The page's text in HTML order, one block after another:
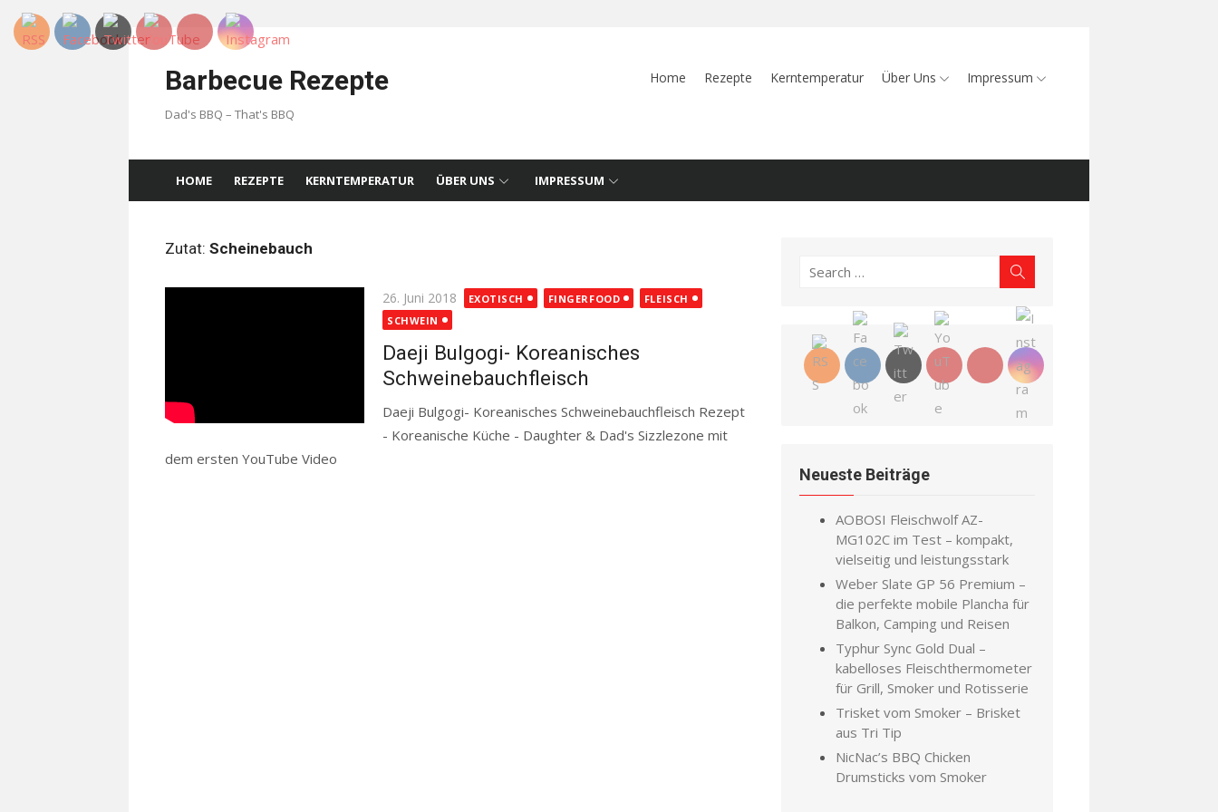
Skip
Barbecue Rezepte
Dad's BBQ – That's BBQ
Home Rezepte Kerntemperatur Über Uns Impressum
HOME REZEPTE KERNTEMPERATUR ÜBER UNS IMPRESSUM
Zutat: Scheinebauch
Posted
on
26. Juni 2018 EXOTISCH FINGERFOOD
FLEISCH
SCHWEIN
Daeji Bulgogi- Koreanisches
Schweinebauchfleisch
Daeji Bulgogi- Koreanisches Schweinebauchfleisch Rezept
- Koreanische Küche - Daughter & Dad's Sizzlezone mit
dem ersten YouTube Video
Search
Neueste Beiträge
AOBOSI Fleischwolf AZ-
MG102C im Test – kompakt,
vielseitig und leistungsstark
Weber Slate GP 56 Premium –
die perfekte mobile Plancha für
Balkon, Camping und Reisen
Typhur Sync Gold Dual –
kabelloses Fleischthermometer
für Grill, Smoker und Rotisserie
Trisket vom Smoker – Brisket
aus Tri Tip
NicNac’s BBQ Chicken
Drumsticks vom Smoker